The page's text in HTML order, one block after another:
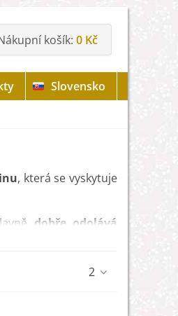
košík 0 Kč
Slovensko
, která se vyskytuje
dobře odolává
proti hnilobám
2